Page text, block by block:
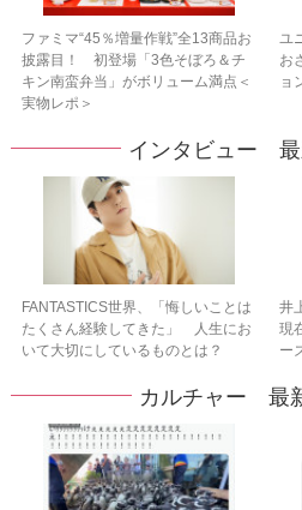
ファミマ“45％増量作戦”全13商品お
披露目！ 初登場「3色そぼろ＆チ
キン南蛮弁当」がボリューム満点＜
実物レポ＞
ユ
お
ョ
インタビュー 最
FANTASTICS世界、「悔しいことは
たくさん経験してきた」 人生にお
いて大切にしているものとは？
井
現
ー
カルチャー 最